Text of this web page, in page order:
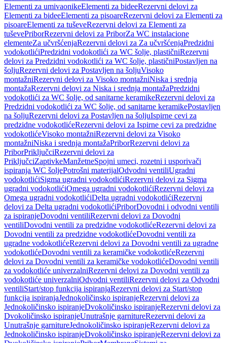
Elementi za umivaonikeElementi za bideeRezervni delovi za
Elementi za bideeElementi za pisoareRezervni delovi za Elementi za
pisoareElementi za tuševeRezervni delovi za Elementi za
tuševePriborRezervni delovi za PriborZa WC instalacione
elementeZa učvršćenjaRezervni delovi za Za učvršćenjaPredzidni
vodokotlićiPredzidni vodokotlići za WC šolje, plastičniRezervni
delovi za Predzidni vodokotlići za WC šolje, plastičniPostavljen na
šoljuRezervni delovi za Postavljen na šoljuVisoko
montažniRezervni delovi za Visoko montažniNiska i srednja
montažaRezervni delovi za Niska i srednja montažaPredzidni
vodokotlići za WC šolje, od sanitarne keramikeRezervni delovi za
Predzidni vodokotlići za WC šolje, od sanitarne keramikePostavljen
na šoljuRezervni delovi za Postavljen na šoljuIspirne cevi za
predzidne vodokotlićeRezervni delovi za Ispirne cevi za predzidne
vodokotlićeVisoko montažniRezervni delovi za Visoko
montažniNiska i srednja montažaPriborRezervni delovi za
PriborPriključciRezervni delovi za
PriključciZaptivkeManžetneSpojni umeci, rozetni i usporivači
ispiranja WC šoljePotrošni materijalOdvodni ventiliUgradni
vodokotlićiSigma ugradni vodokotlićiRezervni delovi za Sigma
ugradni vodokotlićiOmega ugradni vodokotlićiRezervni delovi za
Omega ugradni vodokotlićiDelta ugradni vodokotlićiRezervni
delovi za Delta ugradni vodokotlićiPriborDovodni i odvodni ventili
za ispiranjeDovodni ventiliRezervni delovi za Dovodni
ventiliDovodni ventili za predzidne vodokotlićeRezervni delovi za
Dovodni ventili za predzidne vodokotlićeDovodni ventili za
ugradne vodokotlićeRezervni delovi za Dovodni ventili za ugradne
vodokotlićeDovodni ventili za keramičke vodokotlićeRezervni
delovi za Dovodni ventili za keramičke vodokotlićeDovodni ventili
za vodokotliće univerzalniRezervni delovi za Dovodni ventili za
vodokotliće univerzalniOdvodni ventiliRezervni delovi za Odvodni
ventiliStart/stop funkcija ispiranjaRezervni delovi za Start/stop
funkcija ispiranjaJednokoličinsko ispiranjeRezervni delovi za
Jednokoličinsko ispiranjeDvokoličinsko ispiranjeRezervni delovi za
Dvokoličinsko ispiranjeUnutrašnje garnitureRezervni delovi za
Unutrašnje garnitureJednokoličinsko ispiranjeRezervni delovi za
Jednokoličinsko ispiranjeDvokoličinsko ispiranjeRezervni delovi za